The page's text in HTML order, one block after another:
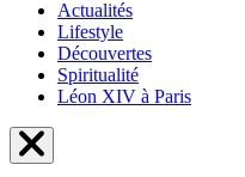
Actualités
Lifestyle
Découvertes
Spiritualité
Léon XIV à Paris